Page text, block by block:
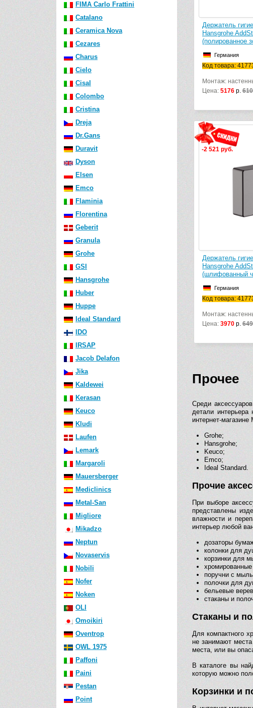
FIMA Carlo Frattini
Catalano
Ceramica Nova
Cezares
Charus
Cielo
Cisal
Colombo
Cristina
Dreja
Dr.Gans
Duravit
Dyson
Elsen
Emco
Flaminia
Florentina
Geberit
Granula
Grohe
GSI
Hansgrohe
Huber
Huppe
Ideal Standard
IDO
IRSAP
Jacob Delafon
Jika
Kaldewei
Kerasan
Keuco
Kludi
Laufen
Lemark
Margaroli
Mauersberger
Mediclinics
Metal-San
Migliore
Mikadzo
Neptun
Novaservis
Nobili
Nofer
Noken
OLI
Omoikiri
Oventrop
OWL 1975
Paffoni
Paini
Pestan
Point
Держатель
Hansgrohe
(полированное
Германия
Код товара:
Монтаж:
Цена: 5176 р.
-2 521 руб.
Держатель
Hansgrohe
(шлифованный
Германия
Код товара:
Монтаж:
Цена: 3970 р.
Прочее
Среди
детали
интернет-
Grohe;
Hansgrohe;
Keuco;
Emco;
Ideal Standard.
Прочие
При выборе
представлены
влажности и
интерьер любой
дозаторы
колонки для
корзинки для
хромированные
поручни с
полочки для
бельевые
стаканы и
Стаканы и
Для компактного
не занимают
места, или вы
В каталоге вы
которую можно
Корзинки и